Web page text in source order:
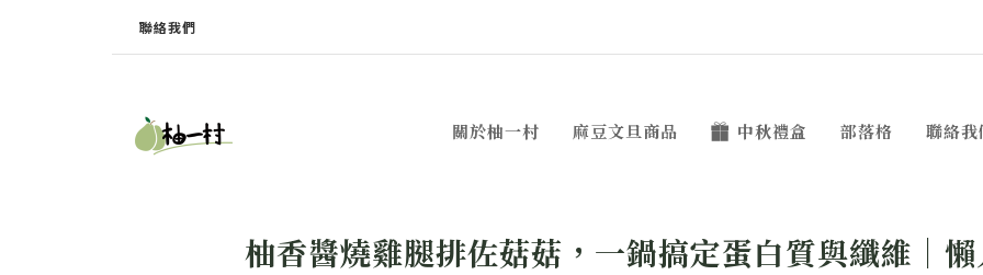
聯絡我們
關於柚一村 麻豆文旦商品 中秋禮盒 部落格 聯絡我
柚香醬燒雞腿排佐菇菇，一鍋搞定蛋白質與纖維｜